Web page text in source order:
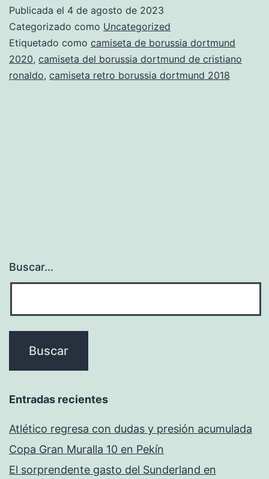
el
Uniforme
Del
Borussia
Publicada el 4 de agosto de 2023
Categorizado como Uncategorized
Etiquetado como camiseta de borussia dortmund
2020, camiseta del borussia dortmund de cristiano
ronaldo, camiseta retro borussia dortmund 2018
Buscar...
Entradas recientes
Atlético regresa con dudas y presión acumulada
Copa Gran Muralla 10 en Pekín
El sorprendente gasto del Sunderland en